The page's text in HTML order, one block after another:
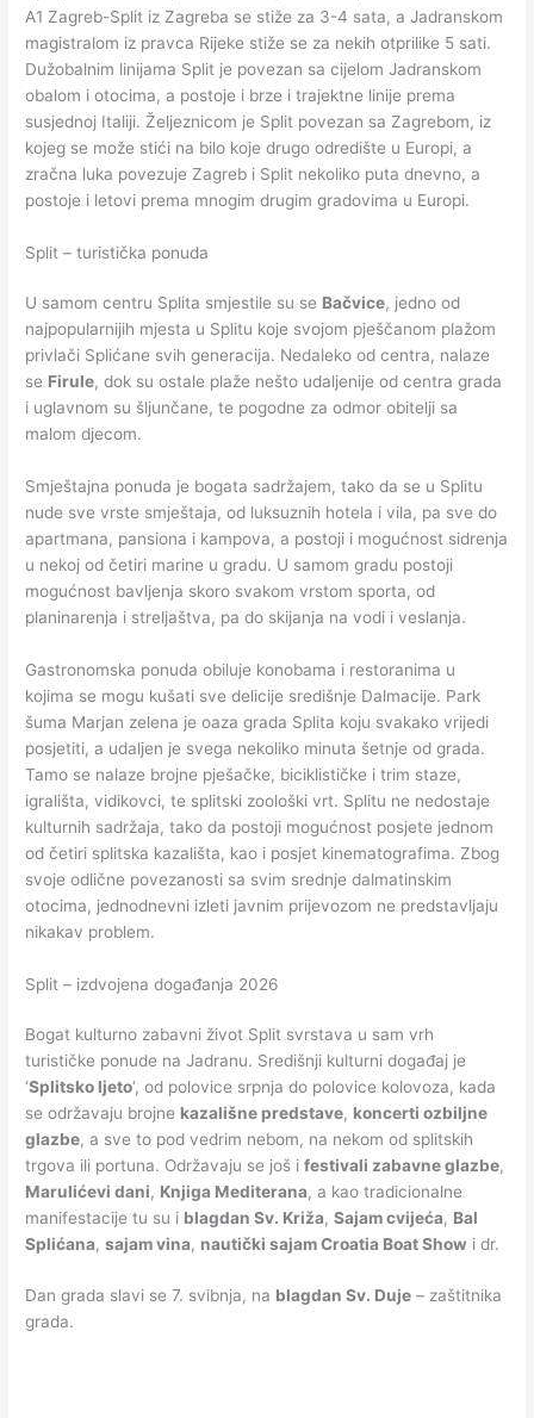
A1 Zagreb-Split iz Zagreba se stiže za 3-4 sata, a Jadranskom
magistralom iz pravca Rijeke stiže se za nekih otprilike 5 sati.
Dužobalnim linijama Split je povezan sa cijelom Jadranskom
obalom i otocima, a postoje i brze i trajektne linije prema
susjednoj Italiji. Željeznicom je Split povezan sa Zagrebom, iz
kojeg se može stići na bilo koje drugo odredište u Europi, a
zračna luka povezuje Zagreb i Split nekoliko puta dnevno, a
postoje i letovi prema mnogim drugim gradovima u Europi.
Split – turistička ponuda
U samom centru Splita smjestile su se Bačvice, jedno od
najpopularnijih mjesta u Splitu koje svojom pješčanom plažom
privlači Splićane svih generacija. Nedaleko od centra, nalaze
se Firule, dok su ostale plaže nešto udaljenije od centra grada
i uglavnom su šljunčane, te pogodne za odmor obitelji sa
malom djecom.
Smještajna ponuda je bogata sadržajem, tako da se u Splitu
nude sve vrste smještaja, od luksuznih hotela i vila, pa sve do
apartmana, pansiona i kampova, a postoji i mogućnost sidrenja
u nekoj od četiri marine u gradu. U samom gradu postoji
mogućnost bavljenja skoro svakom vrstom sporta, od
planinarenja i streljaštva, pa do skijanja na vodi i veslanja.
Gastronomska ponuda obiluje konobama i restoranima u
kojima se mogu kušati sve delicije središnje Dalmacije. Park
šuma Marjan zelena je oaza grada Splita koju svakako vrijedi
posjetiti, a udaljen je svega nekoliko minuta šetnje od grada.
Tamo se nalaze brojne pješačke, biciklističke i trim staze,
igrališta, vidikovci, te splitski zoološki vrt. Splitu ne nedostaje
kulturnih sadržaja, tako da postoji mogućnost posjete jednom
od četiri splitska kazališta, kao i posjet kinematografima. Zbog
svoje odlične povezanosti sa svim srednje dalmatinskim
otocima, jednodnevni izleti javnim prijevozom ne predstavljaju
nikakav problem.
Split – izdvojena događanja 2026
Bogat kulturno zabavni život Split svrstava u sam vrh
turističke ponude na Jadranu. Središnji kulturni događaj je
‘Splitsko ljeto‘, od polovice srpnja do polovice kolovoza, kada
se održavaju brojne kazališne predstave, koncerti ozbiljne
glazbe, a sve to pod vedrim nebom, na nekom od splitskih
trgova ili portuna. Održavaju se još ifestivali zabavne glazbe,
Marulićevi dani, Knjiga Mediterana, a kao tradicionalne
manifestacije tu su i blagdan Sv. Križa,Sajam cvijeća, Bal
Splićana,sajam vina, nautički sajam Croatia Boat Show i dr.
Dan grada slavi se 7. svibnja, na blagdan Sv. Duje – zaštitnika
grada.